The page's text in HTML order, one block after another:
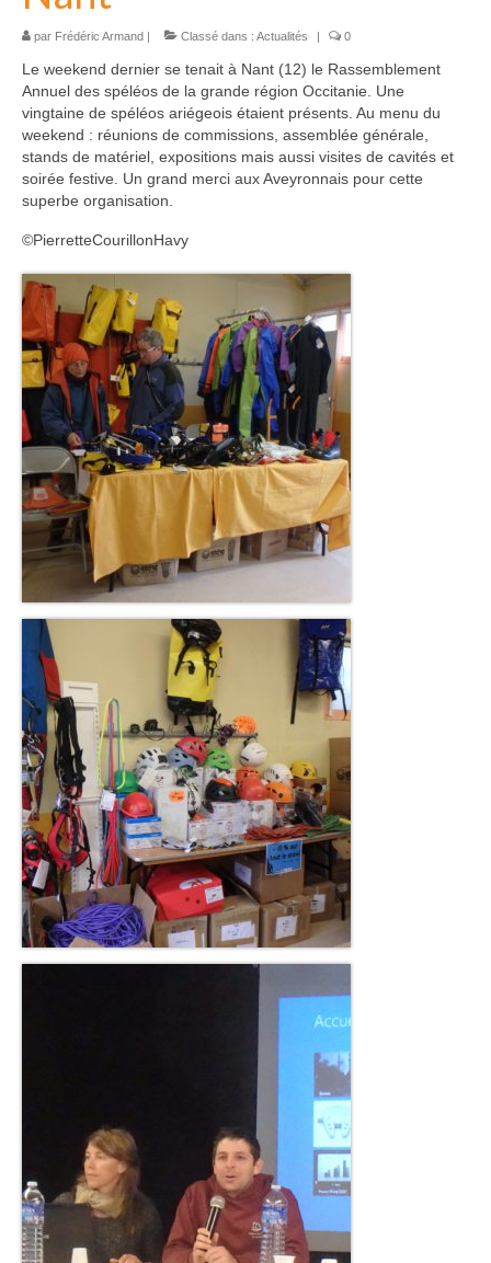
La commission SSF
La commission Canyons
La commission EDSC
La commission WEB
La commission scientifique / environnement
Partenaires
Partenaires privilégiés
Pratiquer
Pratiquer la spéléo en Ariège
Préparer sa sortie Spéléo
Charte déontologique du spéléologue
Charte déontologique du Canyon
Les professionnels du 09
Les Clubs
SSAPO
Les Rynolfes
GSC
SCAr
SCHS
Topos
Topos
Les accès réglementés spéléo
Les accès réglementés canyon
Galeries Photos
Galerie Classiques
Galerie Karsts
par Frédéric Armand | Classé dans : Actualités | 0
Le weekend dernier se tenait à Nant (12) le Rassemblement
Annuel des spéléos de la grande région Occitanie. Une
vingtaine de spéléos ariégeois étaient présents. Au menu du
weekend : réunions de commissions, assemblée générale,
stands de matériel, expositions mais aussi visites de cavités et
soirée festive. Un grand merci aux Aveyronnais pour cette
superbe organisation.
©️PierretteCourillonHavy